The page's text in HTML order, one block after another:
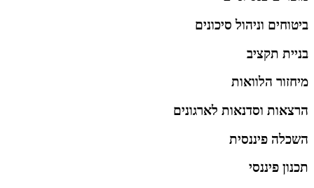
ביטוחים וניהול סיכונים
בניית תקציב
מיחזור הלוואות
הרצאות וסדנאות לארגונים
השכלה פיננסית
תכנון פיננסי